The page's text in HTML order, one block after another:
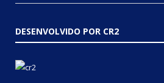
DESENVOLVIDO POR CR2